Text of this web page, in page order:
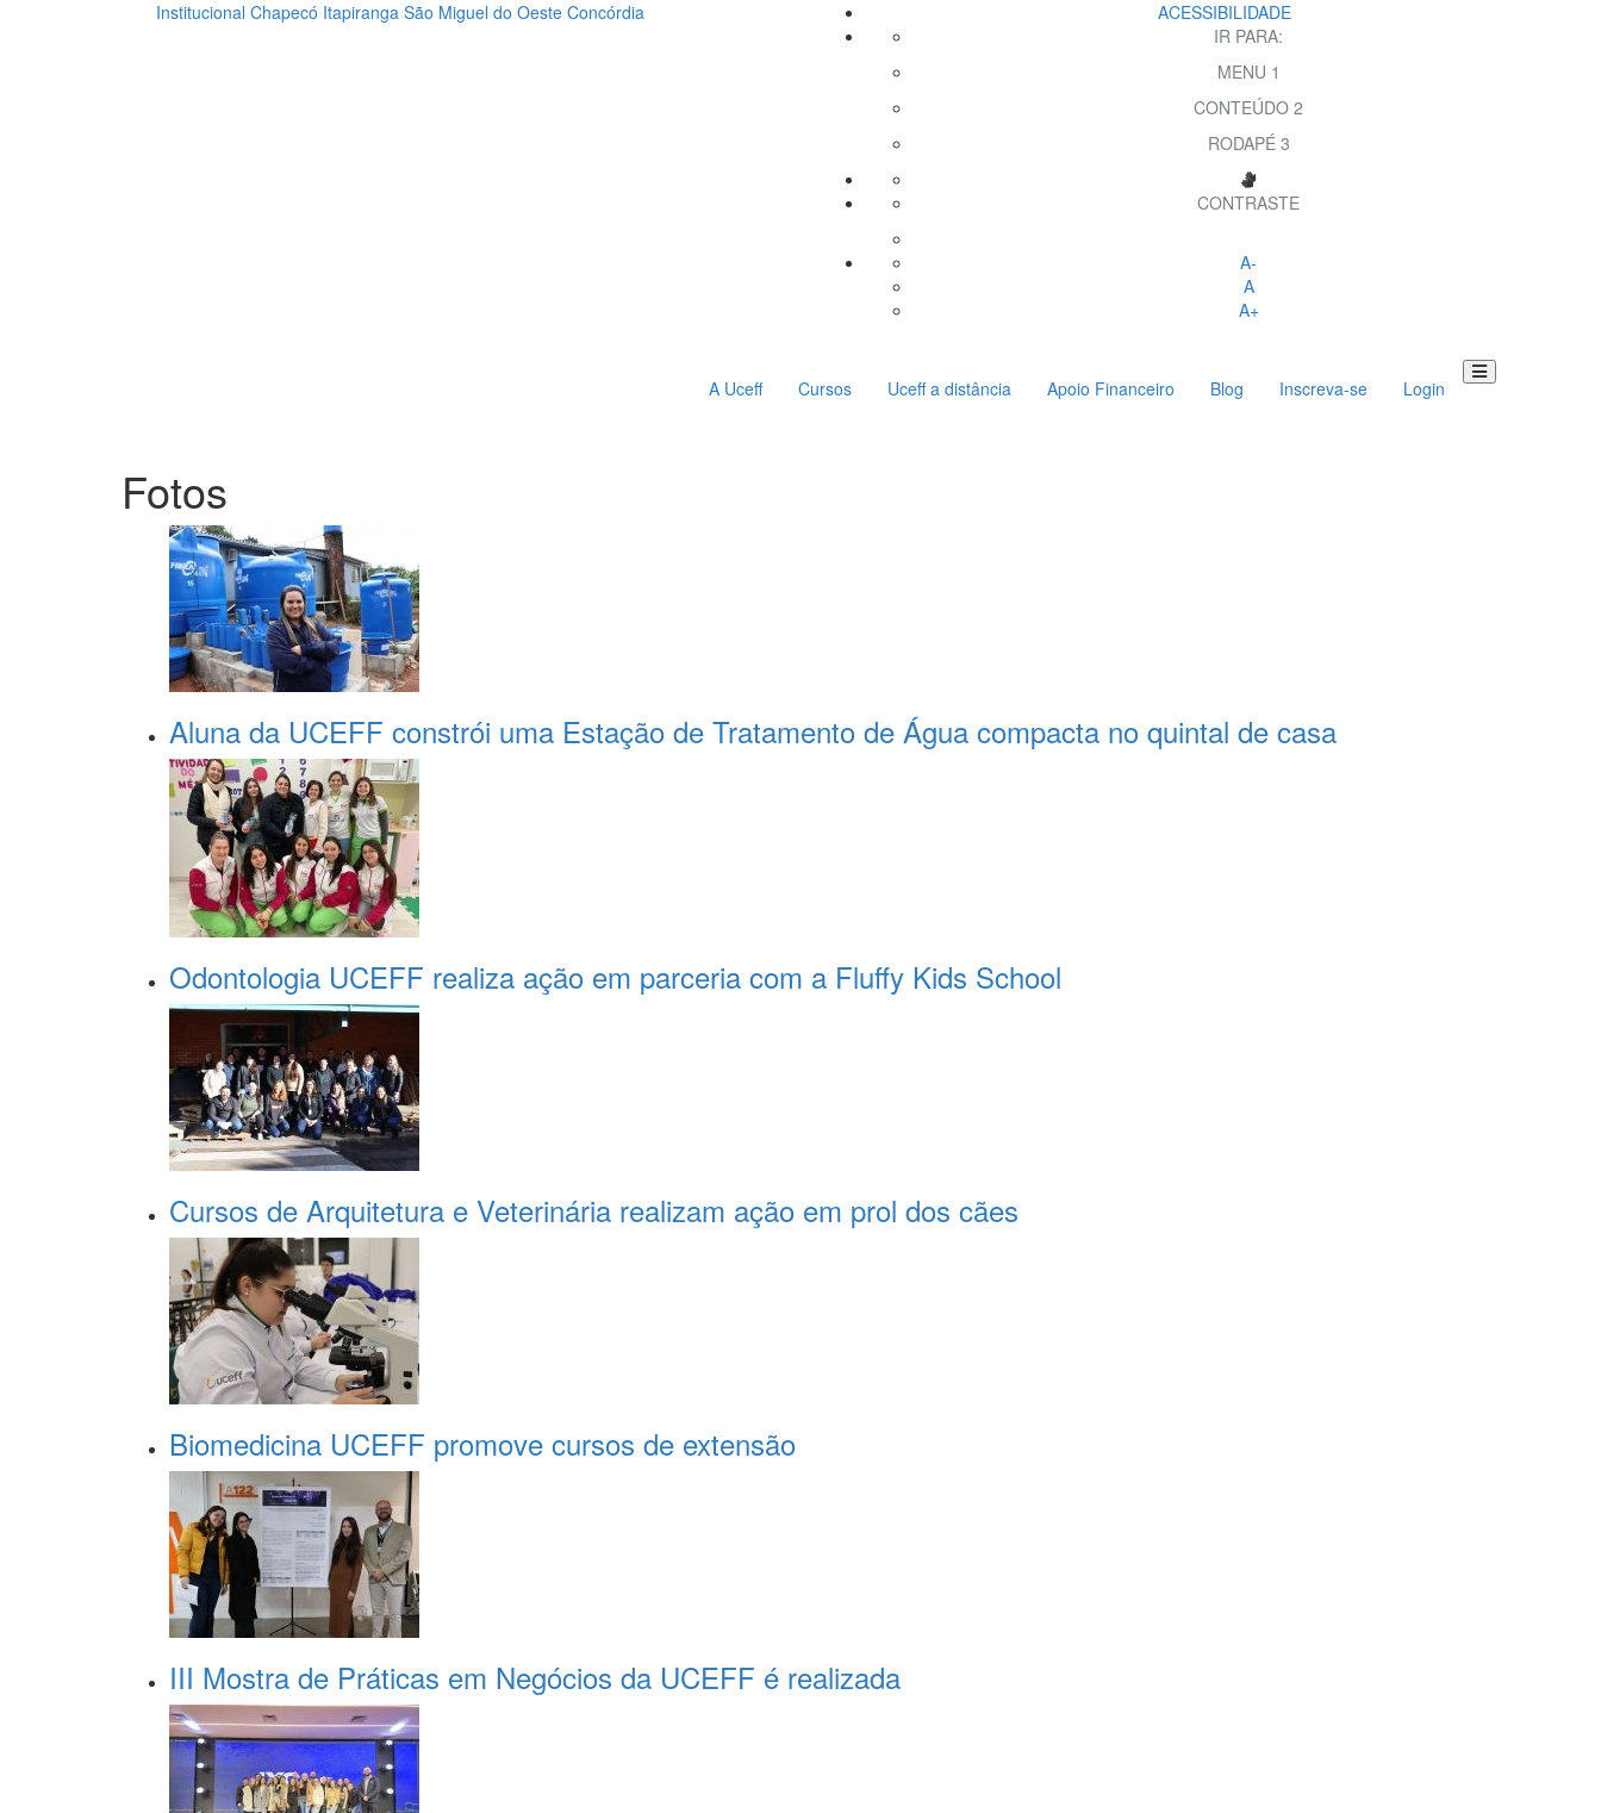
Institucional Chapecó Itapiranga São Miguel do Oeste Concórdia
ACESSIBILIDADE
IR PARA:
MENU 1
CONTEÚDO 2
RODAPÉ 3
CONTRASTE
A-
A
A+
A Uceff
Cursos Uceff a distância Apoio Financeiro Blog Inscreva-se Login
Toggle
Fotos
Aluna da UCEFF constrói uma Estação de Tratamento de Água compacta no quintal de casa
Odontologia UCEFF realiza ação em parceria com a Fluffy Kids School
Cursos de Arquitetura e Veterinária realizam ação em prol dos cães
Biomedicina UCEFF promove cursos de extensão
III Mostra de Práticas em Negócios da UCEFF é realizada